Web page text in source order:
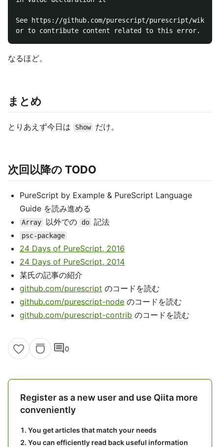
See https://github.com/purescript/purescript/wiki/
なるほど。
まとめ
とりあえず今日は Show だけ。
次回以降の TODO
PureScript by Example & PureScript Language
Guide を読み進める
Array 以外での do 記法
psc-package
24 Days of PureScript, 2016
24 Days of PureScript, 2014
某氏の記事の紹介
github.com/purescript のコードを読む
github.com/purescript-node のコードを読む
github.com/purescript-contrib のコードを読む
comment0
Register as a new user and use Qiita more
conveniently
You get articles that match your needs
You can efficiently read back useful information